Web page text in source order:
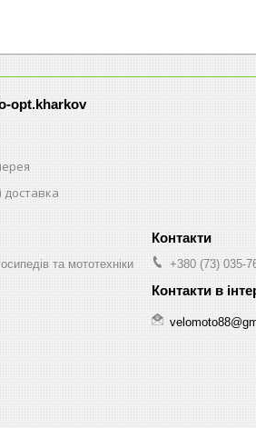
opt.kharkov
доставка
та мототехніки +380 (73) 035-